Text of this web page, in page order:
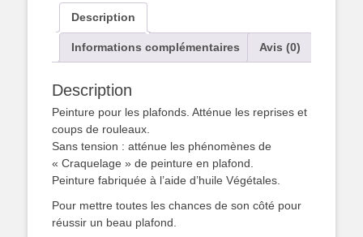
Peinture
Plafonds
Intérieurs
-
-
(Attention
:
pas
de
livraison
à
retirer
Description
Informations complémentaires Avis (0)
Description
Peinture pour les plafonds. Atténue les reprises et
coups de rouleaux.
Sans tension : atténue les phénomènes de
« Craquelage » de peinture en plafond.
Peinture fabriquée à l’aide d’huile Végétales.
Pour mettre toutes les chances de son côté pour
réussir un beau plafond.